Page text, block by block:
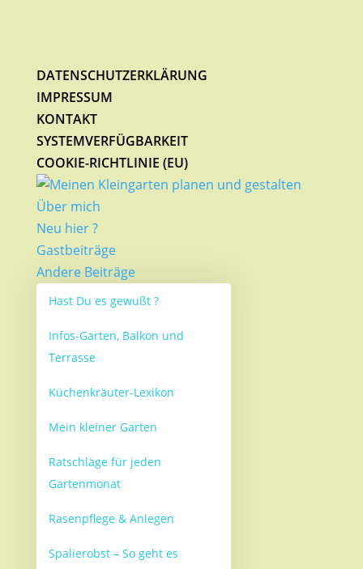
DATENSCHUTZERKLÄRUNG
IMPRESSUM
KONTAKT
SYSTEMVERFÜGBARKEIT
COOKIE-RICHTLINIE (EU)
Über mich
Neu hier ?
Gastbeiträge
Andere Beiträge
Hast Du es gewußt ?
Infos-Garten, Balkon und
Terrasse
Küchenkräuter-Lexikon
Mein kleiner Garten
Ratschläge für jeden
Gartenmonat
Rasenpflege & Anlegen
Spalierobst – So geht es